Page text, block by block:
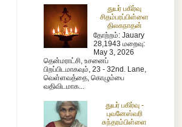
துயர் பகிர்வு
சிதம்பரப்பிள்ளை
திலகநாதன்
தோற்றம்: Jauary
28,1943 மறைவு:
May 3, 2026
தென்மராட்சி, உசனைப்
பிறப்பிடமாகவும், 23 - 32nd. Lane,
வெள்ளவத்தை, கொழும்பை
வதிவிடமாக...
துயர் பகிர்வு -
புவனேஸ்வரி
சுந்தரம்பிள்ளை